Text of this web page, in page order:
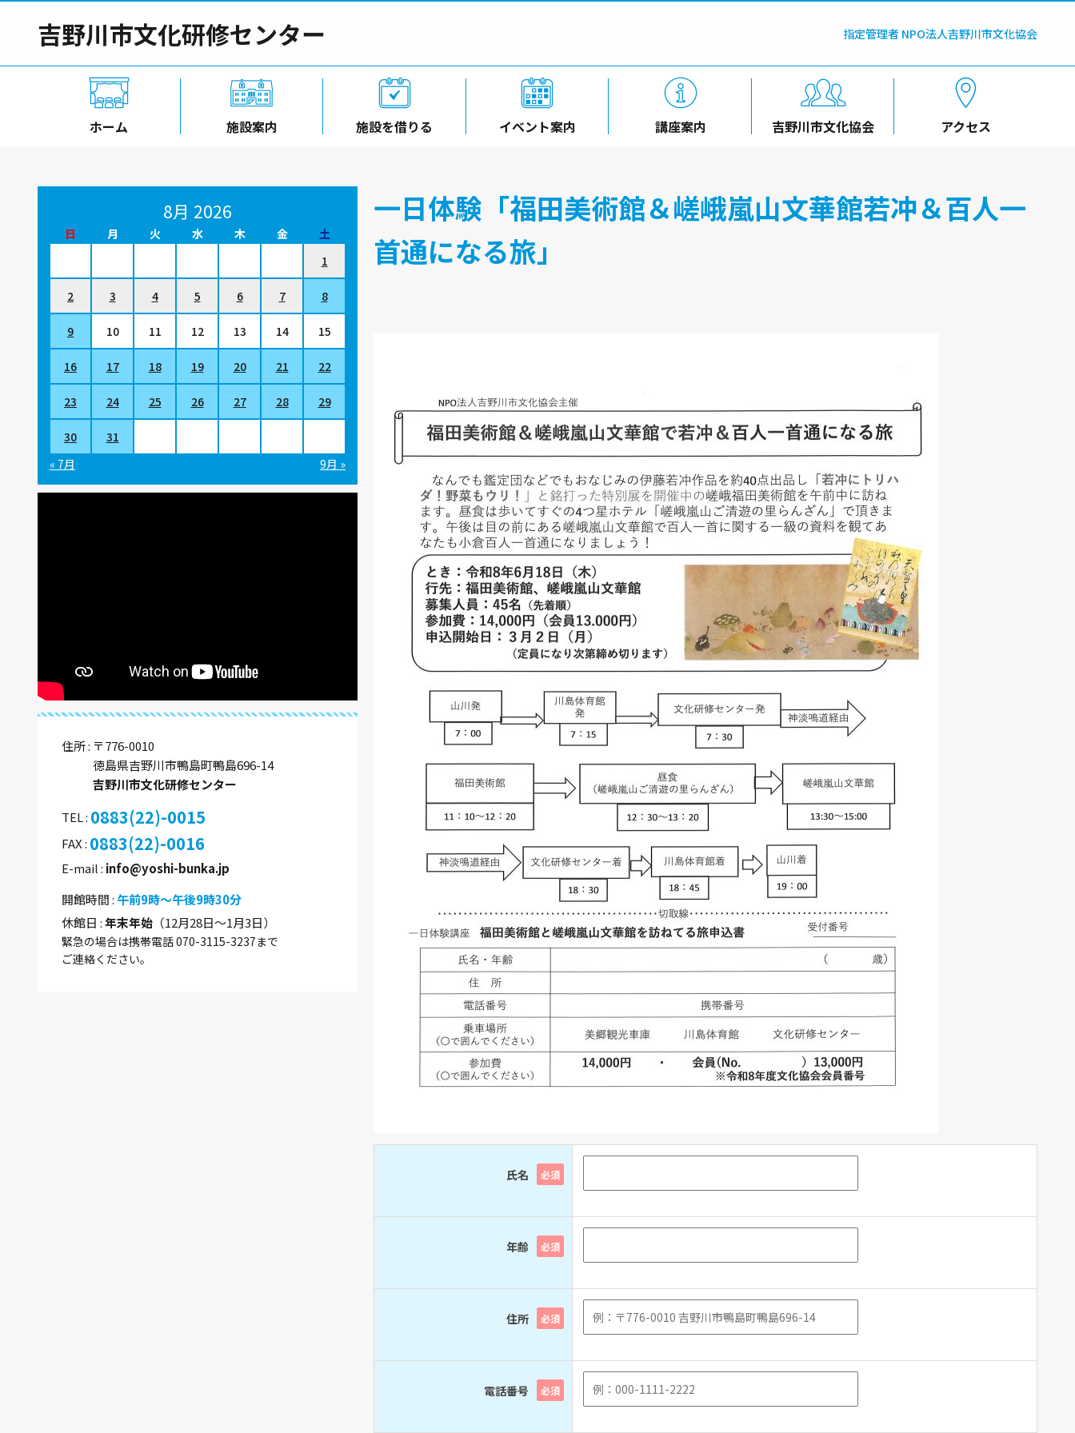
吉野川市文化研修センター 指定管理者 NPO法人吉野川市文化協会
ホーム 施設案内 施設を借りる イベント案内 講座案内 吉野川市文化協会 アクセス
一日体験「福田美術館＆嵯峨嵐山文華館若冲＆百人一
首通になる旅」
氏名 必須
年齢 必須
住所 必須
電話番号 必須
8月 2026
日 月 火 水 木 金
土
1
2 3 4 5 6 7 8
9 10 11 12 13 14 15
16 17 18 19 20 21 22
23 24 25 26 27 28 29
30
31
« 7月
9月 »
住所 〒776-0010
徳島県吉野川市鴨島町鴨島696-14
吉野川市文化研修センター
TEL 0883(22)-0015
FAX 0883(22)-0016
E-mail info@yoshi-bunka.jp
開館時間 午前9時～午後9時30分
休館日 年末年始 （12月28日～1月3日）
緊急の場合は携帯電話 070-3115-3237まで
ご連絡ください。